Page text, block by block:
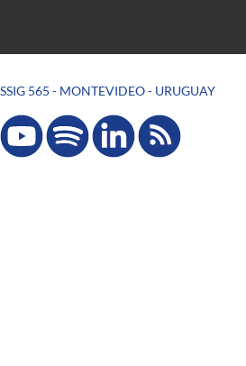
565 - MONTEVIDEO - URUGUAY